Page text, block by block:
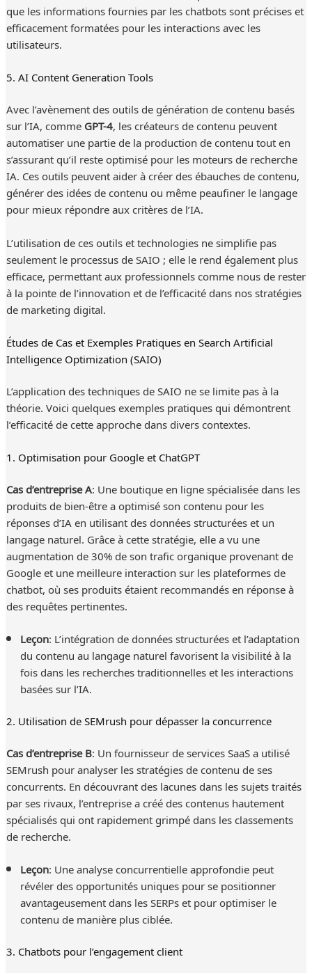
que les informations fournies par les chatbots sont précises et
efficacement formatées pour les interactions avec les
utilisateurs.
5. AI Content Generation Tools
Avec l’avènement des outils de génération de contenu basés
sur l’IA, commeGPT-4, les créateurs de contenu peuvent
automatiser une partie de la production de contenu tout en
s’assurant qu’il reste optimisé pour les moteurs de recherche
IA. Ces outils peuvent aider à créer des ébauches de contenu,
générer des idées de contenu ou même peaufiner le langage
pour mieux répondre aux critères de l’IA.
L’utilisation de ces outils et technologies ne simplifie pas
seulement le processus de SAIO ; elle le rend également plus
efficace, permettant aux professionnels comme nous de rester
à la pointe de l’innovation et de l’efficacité dans nos stratégies
de marketing digital.
Études de Cas et Exemples Pratiques en Search Artificial
Intelligence Optimization (SAIO)
L’application des techniques de SAIO ne se limite pas à la
théorie. Voici quelques exemples pratiques qui démontrent
l’efficacité de cette approche dans divers contextes.
1. Optimisation pour Google et ChatGPT
Cas d’entreprise A: Une boutique en ligne spécialisée dans les
produits de bien-être a optimisé son contenu pour les
réponses d’IA en utilisant des données structurées et un
langage naturel. Grâce à cette stratégie, elle a vu une
augmentation de 30% de son trafic organique provenant de
Google et une meilleure interaction sur les plateformes de
chatbot, où ses produits étaient recommandés en réponse à
des requêtes pertinentes.
Leçon: L’intégration de données structurées et l’adaptation
du contenu au langage naturel favorisent la visibilité à la
fois dans les recherches traditionnelles et les interactions
basées sur l’IA.
2. Utilisation de SEMrush pour dépasser la concurrence
Cas d’entreprise B: Un fournisseur de services SaaS a utilisé
SEMrush pour analyser les stratégies de contenu de ses
concurrents. En découvrant des lacunes dans les sujets traités
par ses rivaux, l’entreprise a créé des contenus hautement
spécialisés qui ont rapidement grimpé dans les classements
de recherche.
Leçon: Une analyse concurrentielle approfondie peut
révéler des opportunités uniques pour se positionner
avantageusement dans les SERPs et pour optimiser le
contenu de manière plus ciblée.
3. Chatbots pour l’engagement client